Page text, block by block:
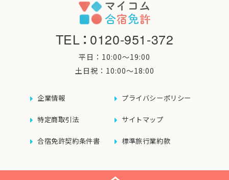
TEL：0120-951-372
平日：10:00〜19:00
土日祝：10:00〜18:00
企業情報 プライバシーポリシー
特定商取引法 サイトマップ
合宿免許契約条件書 標準旅行業約款